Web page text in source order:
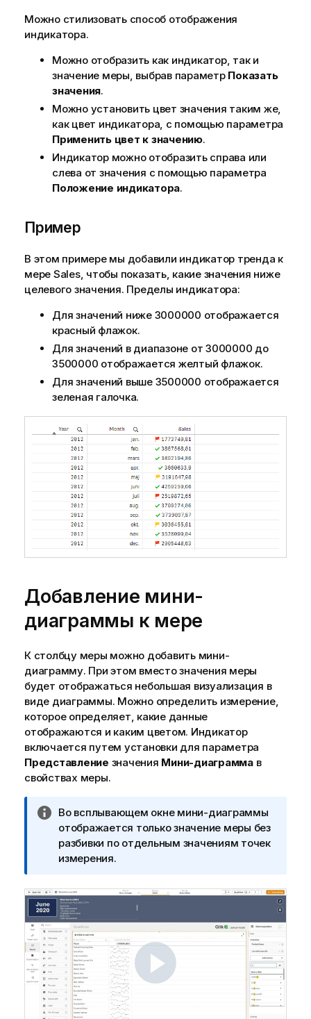
Можно стилизовать способ отображения
индикатора.
Можно отобразить как индикатор, так и
значение меры, выбрав параметр Показать
значения.
Можно установить цвет значения таким же,
как цвет индикатора, с помощью параметра
Применить цвет к значению.
Индикатор можно отобразить справа или
слева от значения с помощью параметра
Положение индикатора.
Пример
В этом примере мы добавили индикатор тренда к
мере Sales, чтобы показать, какие значения ниже
целевого значения. Пределы индикатора:
Для значений ниже 3000000 отображается
красный флажок.
Для значений в диапазоне от 3000000 до
3500000 отображается желтый флажок.
Для значений выше 3500000 отображается
зеленая галочка.
Добавление мини-
диаграммы к мере
К столбцу меры можно добавить мини-
диаграмму. При этом вместо значения меры
будет отображаться небольшая визуализация в
виде диаграммы. Можно определить измерение,
которое определяет, какие данные
отображаются и каким цветом. Индикатор
включается путем установки для параметра
Представление значения Мини-диаграммав
свойствах меры.
П
р
и
м
ч
а
н
и
ф
Во всплывающем окне мини-диаграммы
отображается только значение меры без
разбивки по отдельным значениям точек
измерения.